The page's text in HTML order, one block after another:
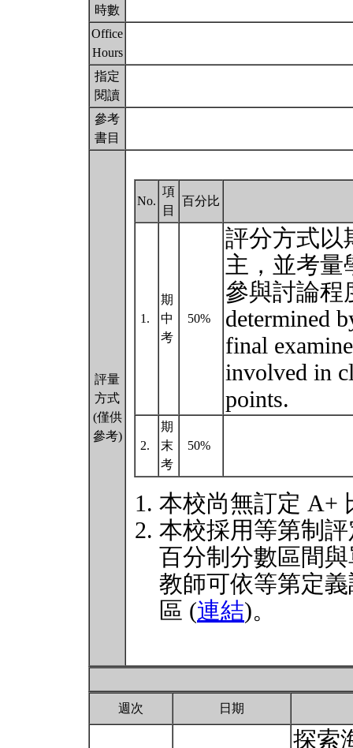
時數
Office
Hours
指定
閱讀
參考
書目
評量
方式
(僅供
參考)
No.
項
目
百分比
1.
期
中
考
50%
評分方式以
主，並考量
參與討論程
determined
final
involved in
points.
2.
期
末
考
50%
本校尚無訂定 A+
本校採用等第制
百分制分數區間
教師可依等第定
區 (連結)。
週次 日期
探索